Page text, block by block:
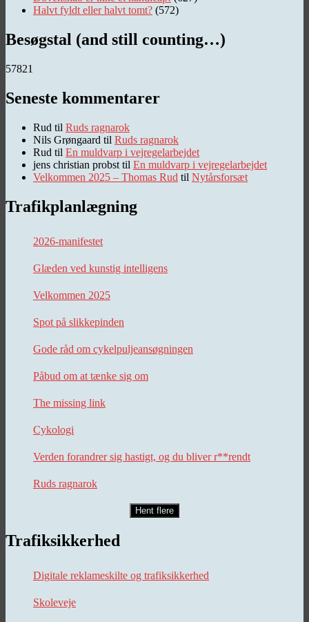
Halvt fyldt eller halvt tomt? (572)
Besøgstal (and still counting…)
57821
Seneste kommentarer
Rud til Ruds ragnarok
Nils Grøngaard til Ruds ragnarok
Rud til En muldvarp i vejregelarbejdet
jens christian probst til En muldvarp i vejregelarbejdet
Velkommen 2025 – Thomas Rud til Nytårsforsæt
Trafikplanlægning
2026-manifestet
Glæden ved kunstig intelligens
Velkommen 2025
Spot på slikkepinden
Gode råd om cykelpuljeansøgningen
Påbud om at tænke sig om
The missing link
Cykologi
Verden forandrer sig hastigt, og du bliver r**rendt
Ruds ragnarok
Hent flere
Trafiksikkerhed
Digitale reklameskilte og trafiksikkerhed
Skoleveje